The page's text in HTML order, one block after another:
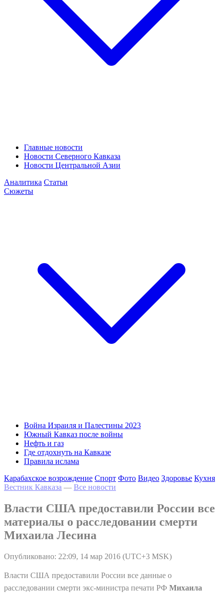
Главные новости
Новости Северного Кавказа
Новости Центральной Азии
Аналитика Статьи
Сюжеты
Война Израиля и Палестины 2023
Южный Кавказ после войны
Нефть и газ
Где отдохнуть на Кавказе
Правила ислама
Карабахское возрождение Спорт Фото Видео Здоровье Кухня
Вестник Кавказа — Все новости
Власти США предоставили России все
материалы о расследовании смерти
Михаила Лесина
Опубликовано: 22:09, 14 мар 2016 (UTC+3 MSK)
Власти США предоставили России все данные о
расследовании смерти экс-министра печати РФ Михаила